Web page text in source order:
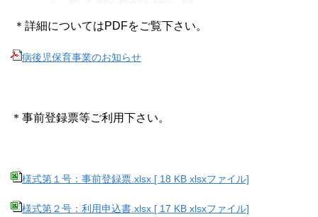
＊詳細についてはPDFをご覧下さい。
病後児保育事業のお知らせ
＊事前登録票等ご利用下さい。
様式第１号：事前登録票.xlsx [ 18 KB xlsxファイル]
様式第２号：利用申込書.xlsx [ 17 KB xlsxファイル]